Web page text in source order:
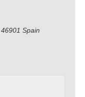
46901 Spain